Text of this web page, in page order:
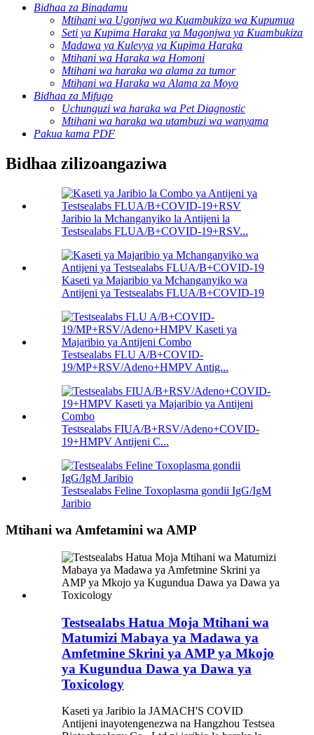
Bidhaa za Binadamu
Mtihani wa Ugonjwa wa Kuambukiza wa Kupumua
Seti ya Kupima Haraka ya Magonjwa ya Kuambukiza
Madawa ya Kulevya ya Kupima Haraka
Mtihani wa Haraka wa Homoni
Mtihani wa haraka wa alama za tumor
Mtihani wa Haraka wa Alama za Moyo
Bidhaa za Mifugo
Uchunguzi wa haraka wa Pet Diagnostic
Mtihani wa haraka wa utambuzi wa wanyama
Pakua kama PDF
Bidhaa zilizoangaziwa
Jaribio la Mchanganyiko la Antijeni la
Testsealabs FLUA/B+COVID-19+RSV...
Kaseti ya Majaribio ya Mchanganyiko wa
Antijeni ya Testsealabs FLUA/B+COVID-19
Testsealabs FLU A/B+COVID-
19/MP+RSV/Adeno+HMPV Antig...
Testsealabs FIUA/B+RSV/Adeno+COVID-
19+HMPV Antijeni C...
Testsealabs Feline Toxoplasma gondii IgG/IgM
Jaribio
Mtihani wa Amfetamini wa AMP
Testsealabs Hatua Moja Mtihani wa
Matumizi Mabaya ya Madawa ya
Amfetmine Skrini ya AMP ya Mkojo
ya Kugundua Dawa ya Dawa ya
Toxicology
Kaseti ya Jaribio la JAMACH'S COVID
Antijeni inayotengenezwa na Hangzhou Testsea